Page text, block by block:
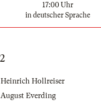
17:00 Uhr
in deutscher Sprache
Heinrich Hollreiser
August Everding